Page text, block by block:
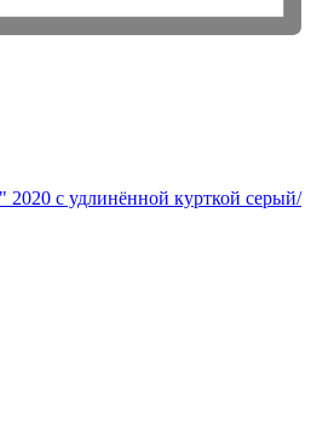
с удлинённой курткой серый/